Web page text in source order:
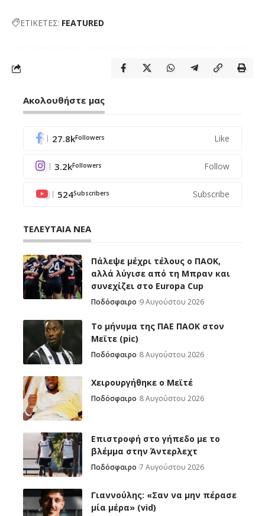
ΕΤΙΚΕΤΕΣ: FEATURED
Ακολουθήστε μας
27.8kFollowers Like
3.2kFollowers Follow
524Subscribers Subscribe
ΤΕΛΕΥΤΑΙΑ ΝΕΑ
Πάλεψε μέχρι τέλους ο ΠΑΟΚ,
αλλά λύγισε από τη Μπραν και
συνεχίζει στο Europa Cup
Ποδόσφαιρο 9 Αυγούστου 2026
Το μήνυμα της ΠΑΕ ΠΑΟΚ στον
Μεϊτε (pic)
Ποδόσφαιρο 8 Αυγούστου 2026
Χειρουργήθηκε ο Μεϊτέ
Ποδόσφαιρο 8 Αυγούστου 2026
Επιστροφή στο γήπεδο με το
βλέμμα στην Άντερλεχτ
Ποδόσφαιρο 7 Αυγούστου 2026
Γιαννούλης: «Σαν να μην πέρασε
μία μέρα» (vid)